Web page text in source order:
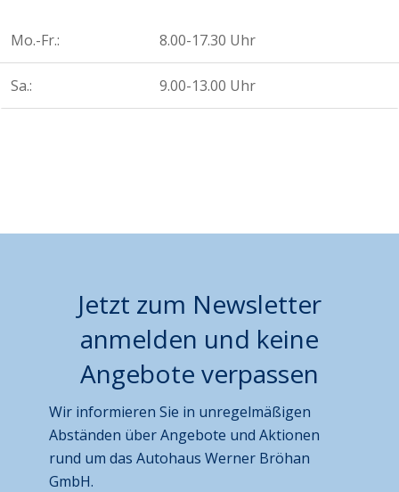
Mo.-Fr.: 8.00-17.30 Uhr
Sa.: 9.00-13.00 Uhr
Jetzt zum Newsletter
anmelden und keine
Angebote verpassen
Wir informieren Sie in unregelmäßigen
Abständen über Angebote und Aktionen
rund um das Autohaus Werner Bröhan
GmbH.